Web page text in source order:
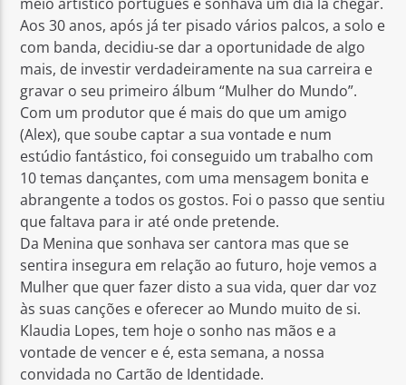
Aos 30 anos, após já ter pisado vários palcos, a solo e
com banda, decidiu-se dar a oportunidade de algo
mais, de investir verdadeiramente na sua carreira e
gravar o seu primeiro álbum “Mulher do Mundo”.
Com um produtor que é mais do que um amigo
(Alex), que soube captar a sua vontade e num
estúdio fantástico, foi conseguido um trabalho com
10 temas dançantes, com uma mensagem bonita e
abrangente a todos os gostos. Foi o passo que sentiu
que faltava para ir até onde pretende.
Da Menina que sonhava ser cantora mas que se
sentira insegura em relação ao futuro, hoje vemos a
Mulher que quer fazer disto a sua vida, quer dar voz
às suas canções e oferecer ao Mundo muito de si.
Klaudia Lopes, tem hoje o sonho nas mãos e a
vontade de vencer e é, esta semana, a nossa
convidada no Cartão de Identidade.